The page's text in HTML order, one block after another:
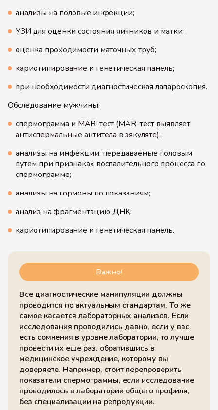
анализы на половые инфекции;
УЗИ для оценки состояния яичников и матки;
оценка проходимости маточных труб;
кариотипирование и генетическая панель;
при необходимости диагностическая лапароскопия.
Обследование мужчины:
спермограмма и MAR-тест (MAR-тест выявляет
антиспермальные антитела в эякуляте);
анализы на инфекции, передаваемые половым
путём при признаках воспалительного процесса по
спермограмме;
анализы на гормоны по показаниям;
анализ на фрагментацию ДНК;
кариотипирование и генетическая панель.
Важно!
Все диагностические манипуляции должны
проводится по актуальным стандартам. То же
самое касается лабораторных анализов. Если
исследования проводились давно, если у вас
есть сомнения в уровне лаборатории, то лучше
провести их еще раз, обратившись в
медицинское учреждение, которому вы
доверяете. Например, стоит перепроверить
показатели спермограммы, если исследование
проводилось в лаборатории общего профиля,
без специализации на репродукции.